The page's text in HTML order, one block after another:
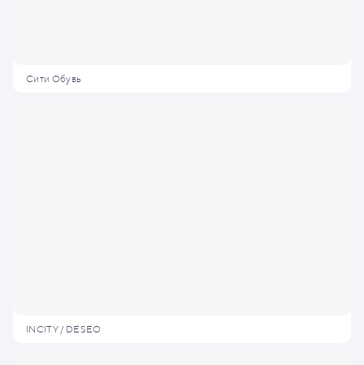
Сити Обувь
INCITY / DESEO